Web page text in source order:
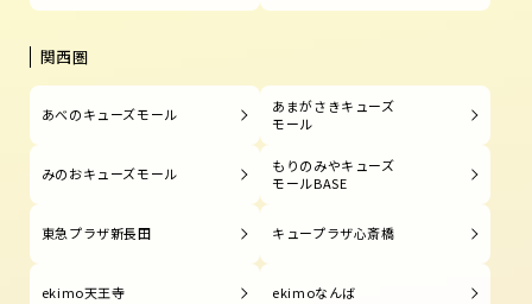
関西圏
あべのキューズモール
あまがさきキューズ
モール
みのおキューズモール
もりのみやキューズ
モールBASE
東急プラザ新長田 キュープラザ心斎橋
ekimo天王寺 ekimoなんば